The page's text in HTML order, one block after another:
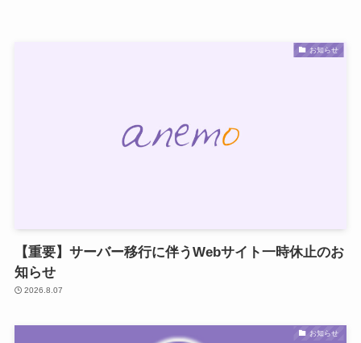
お知らせ
【重要】サーバー移行に伴うWebサイト一時休止のお
知らせ
2026.8.07
お知らせ